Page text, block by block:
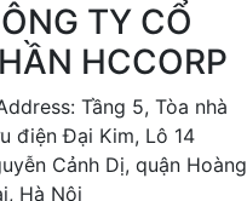
TY CỔ
HCCORP
Tầng 5, Tòa nhà
điện Đại Kim, Lô 14
Cảnh Dị, quận Hoàng
Hà Nội